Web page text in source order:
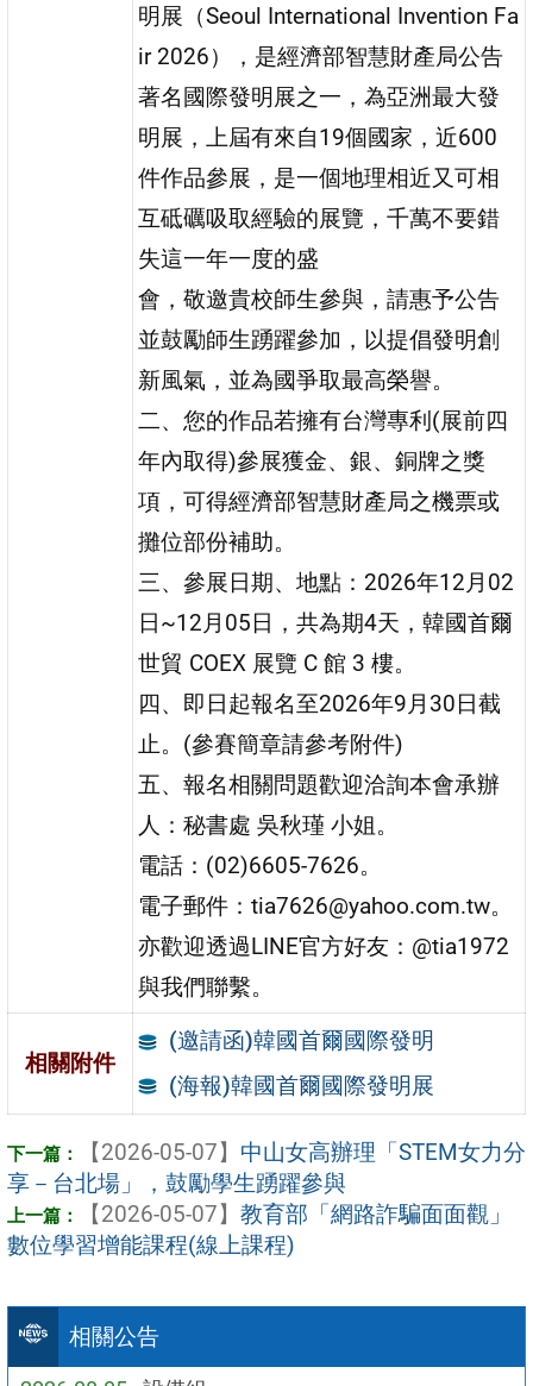
相關公告
明展（Seoul International Invention Fa
ir 2026），是經濟部智慧財產局公告
著名國際發明展之一，為亞洲最大發
明展，上屆有來自19個國家，近600
件作品參展，是一個地理相近又可相
互砥礪吸取經驗的展覽，千萬不要錯
失這一年一度的盛
會，敬邀貴校師生參與，請惠予公告
並鼓勵師生踴躍參加，以提倡發明創
新風氣，並為國爭取最高榮譽。
二、您的作品若擁有台灣專利(展前四
年內取得)參展獲金、銀、銅牌之獎
項，可得經濟部智慧財產局之機票或
攤位部份補助。
三、參展日期、地點：2026年12月02
日~12月05日，共為期4天，韓國首爾
世貿 COEX 展覽 C 館 3 樓。
四、即日起報名至2026年9月30日截
止。(參賽簡章請參考附件)
五、報名相關問題歡迎洽詢本會承辦
人：秘書處 吳秋瑾 小姐。
電話：(02)6605-7626。
電子郵件：tia7626@yahoo.com.tw。
亦歡迎透過LINE官方好友：@tia1972
與我們聯繫。
相關附件
(邀請函)韓國首爾國際發明
(海報)韓國首爾國際發明展
【2026-05-07】 中山女高辦理「STEM女力分
享－台北場」，鼓勵學生踴躍參與
【2026-05-07】 教育部「網路詐騙面面觀」
數位學習增能課程(線上課程)